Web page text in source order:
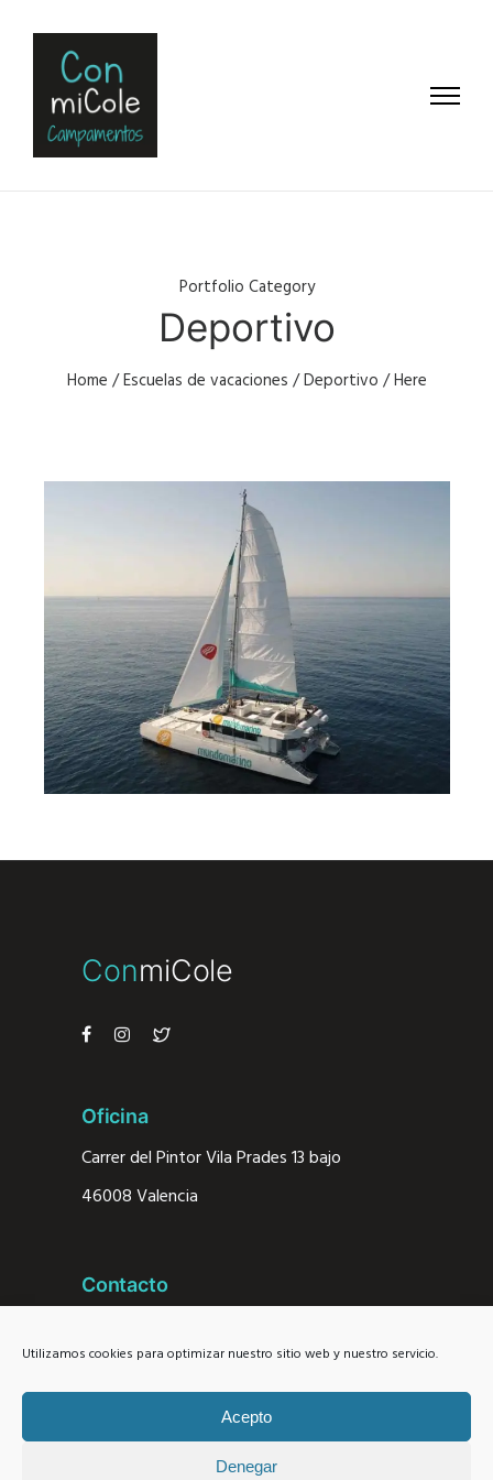
Utilizamos cookies para optimizar nuestro sitio web y nuestro servicio.
Acepto
Denegar
Portfolio Category
Deportivo
Home /Escuelas de vacaciones /Deportivo / Here
DEPORTIVO·DESTACADA·ESCUELAS DE VACACIONES
ConmiCole
Oficina
Carrer del Pintor Vila Prades 13 bajo
46008 Valencia
Contacto
conmicole@conmicole.es